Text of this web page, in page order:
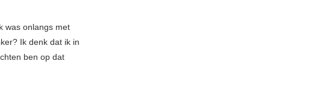
was onlangs met
Ik denk dat ik in
ben op dat